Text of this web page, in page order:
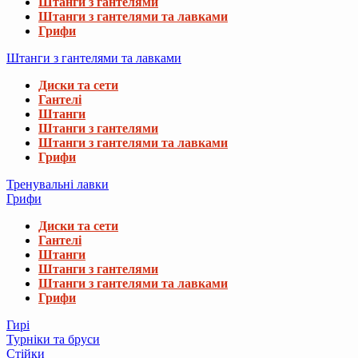
Штанги з гантелями та лавками
Грифи
Штанги з гантелями та лавками
Диски та сети
Гантелі
Штанги
Штанги з гантелями
Штанги з гантелями та лавками
Грифи
Тренувальні лавки
Грифи
Диски та сети
Гантелі
Штанги
Штанги з гантелями
Штанги з гантелями та лавками
Грифи
Гирі
Турніки та бруси
Стійки